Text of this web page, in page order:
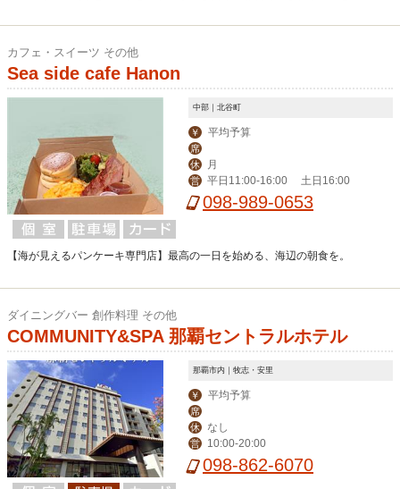
カフェ・スイーツ その他
Sea side cafe Hanon
中部｜北谷町
￥ 平均予算
席
休
月
営 平日11:00-16:00 土日16:00
098-989-0653
【海が見えるパンケーキ専門店】最高の一日を始める、海辺の朝食を。
ダイニングバー 創作料理 その他
COMMUNITY&SPA 那覇セントラルホテル
那覇市内｜牧志・安里
￥ 平均予算
席
休
なし
営 10:00-20:00
098-862-6070